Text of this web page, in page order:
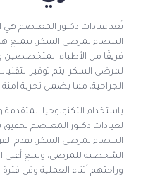
تُعد عيادات دكتور المعتصم هي
البيضاء لمرضى السكر. تتمتع
فريقًا من الأطباء المتخصصين
لمرضى السكر. يتم توفير
الجراحية، مما يضمن تجربة
باستخدام التكنولوجيا المتقدمة
لعيادات دكتور المعتصم تحقيق
البيضاء لمرضى السكر. يقدم
الشخصية للمرضى، ويتبع أعلى
وراحتهم أثناء العملية وفي فترة